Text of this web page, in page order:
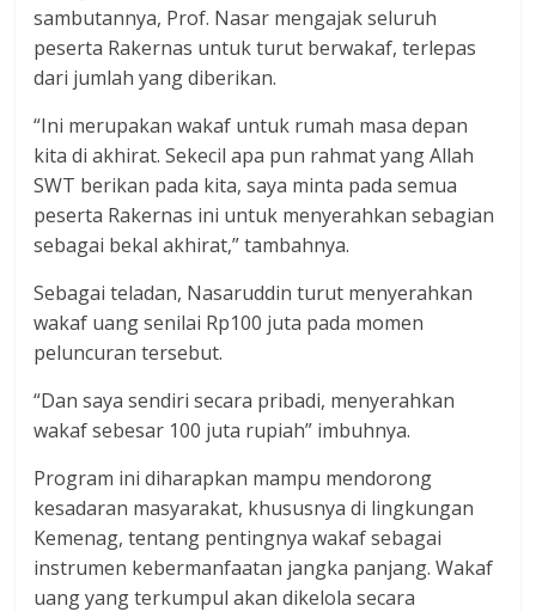
sambutannya, Prof. Nasar mengajak seluruh
peserta Rakernas untuk turut berwakaf, terlepas
dari jumlah yang diberikan.
“Ini merupakan wakaf untuk rumah masa depan
kita di akhirat. Sekecil apa pun rahmat yang Allah
SWT berikan pada kita, saya minta pada semua
peserta Rakernas ini untuk menyerahkan sebagian
sebagai bekal akhirat,” tambahnya.
Sebagai teladan, Nasaruddin turut menyerahkan
wakaf uang senilai Rp100 juta pada momen
peluncuran tersebut.
“Dan saya sendiri secara pribadi, menyerahkan
wakaf sebesar 100 juta rupiah” imbuhnya.
Program ini diharapkan mampu mendorong
kesadaran masyarakat, khususnya di lingkungan
Kemenag, tentang pentingnya wakaf sebagai
instrumen kebermanfaatan jangka panjang. Wakaf
uang yang terkumpul akan dikelola secara